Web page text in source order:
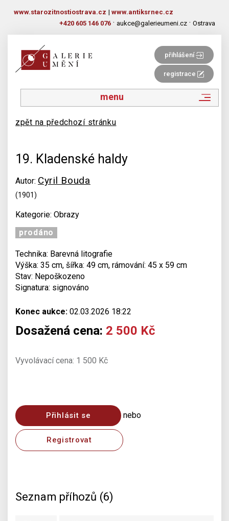
www.starozitnostiostrava.cz | www.antiksrnec.cz
+420 605 146 076 · aukce@galerieumeni.cz · Ostrava
přihlášení
registrace
menu
zpět na předchozí stránku
19. Kladenské haldy
Autor: Cyril Bouda
(1901)
Kategorie: Obrazy
prodáno
Technika: Barevná litografie
Výška: 35 cm, šířka: 49 cm, rámování: 45 x 59 cm
Stav: Nepoškozeno
Signatura: signováno
Konec aukce: 02.03.2026 18:22
Dosažená cena: 2 500 Kč
Vyvolávací cena: 1 500 Kč
Přihlásit se nebo
Registrovat
Seznam příhozů (6)